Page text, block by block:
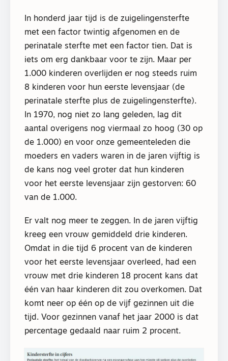
In honderd jaar tijd is de zuigelingensterfte
met een factor twintig afgenomen en de
perinatale sterfte met een factor tien. Dat is
iets om erg dankbaar voor te zijn. Maar per
1.000 kinderen overlijden er nog steeds ruim
8 kinderen voor hun eerste levensjaar (de
perinatale sterfte plus de zuigelingensterfte).
In 1970, nog niet zo lang geleden, lag dit
aantal overigens nog viermaal zo hoog (30 op
de 1.000) en voor onze gemeenteleden die
moeders en vaders waren in de jaren vijftig is
de kans nog veel groter dat hun kinderen
voor het eerste levensjaar zijn gestorven: 60
van de 1.000.
Er valt nog meer te zeggen. In de jaren vijftig
kreeg een vrouw gemiddeld drie kinderen.
Omdat in die tijd 6 procent van de kinderen
voor het eerste levensjaar overleed, had een
vrouw met drie kinderen 18 procent kans dat
één van haar kinderen dit zou overkomen. Dat
komt neer op één op de vijf gezinnen uit die
tijd. Voor gezinnen vanaf het jaar 2000 is dat
percentage gedaald naar ruim 2 procent.